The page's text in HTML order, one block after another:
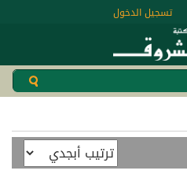
تسجيل الدخول